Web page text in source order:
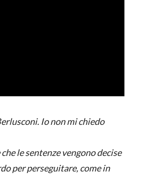
Io non mi chiedo
le sentenze vengono decise
per perseguitare, come in